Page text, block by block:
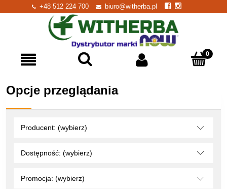
+48 512 224 700 biuro@witherba.pl
Opcje przeglądania
Producent: (wybierz)
Dostępność: (wybierz)
Promocja: (wybierz)